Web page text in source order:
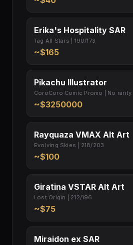
Erika's Hospitality SAR
Tag All Stars | 190/173
~$165
Pikachu Illustrator
CoroCoro Comic Promo | No rarity
~$3250000
Rayquaza VMAX Alt Art
Evolving Skies | 218/203
~$100
Giratina VSTAR Alt Art
Lost Origin | 212/196
~$75
Miraidon ex SAR